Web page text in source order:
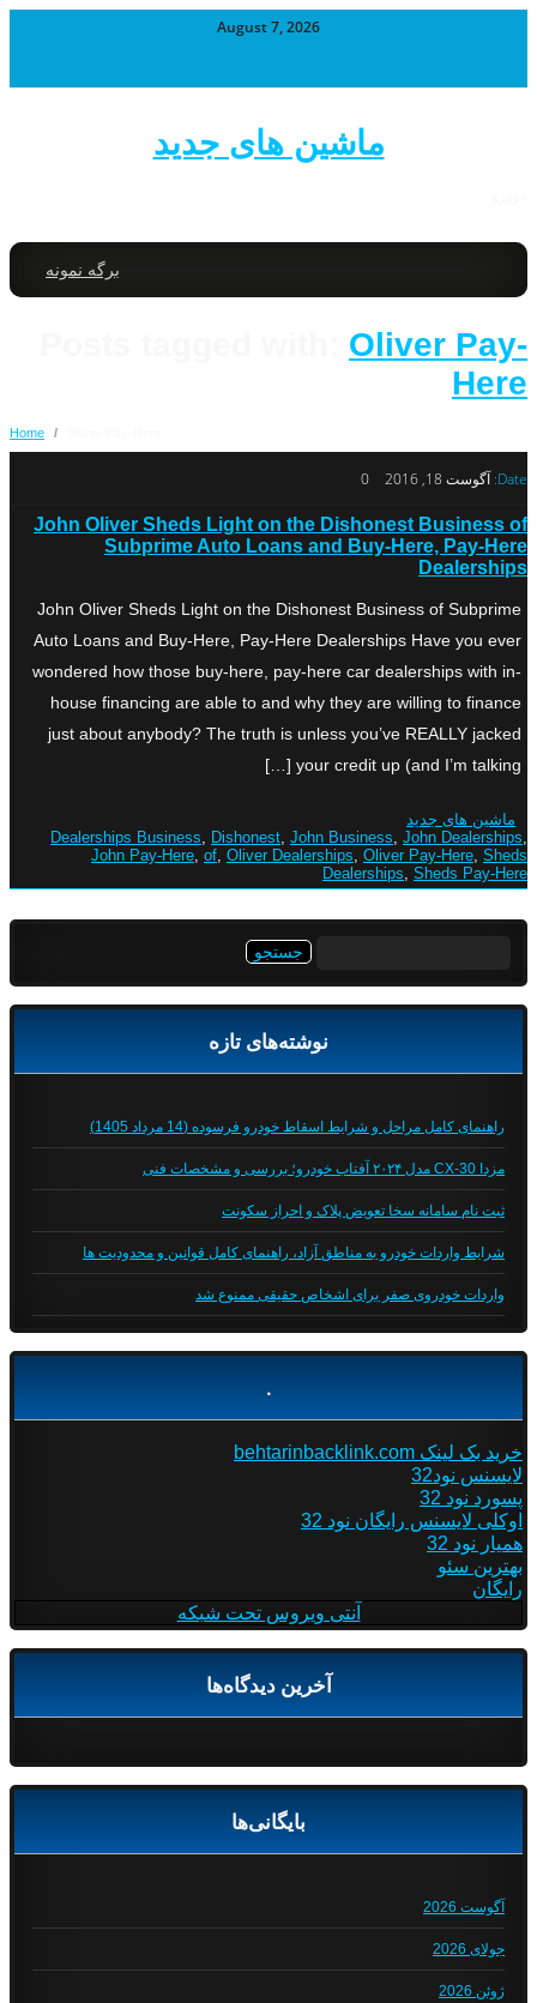
August 7, 2026
ماشین های جدید
برگه نمونه
Oliver Pay-
Here
Home /
Date: آگوست 18, 2016 0
John Oliver Sheds Light on the Dishonest Business of
Subprime Auto Loans and Buy-Here, Pay-Here
Dealerships
John Oliver Sheds Light on the Dishonest Business of Subprime
Auto Loans and Buy-Here, Pay-Here Dealerships Have you ever
wondered how those buy-here, pay-here car dealerships with in-
house financing are able to and why they are willing to finance
just about anybody? The truth is unless you’ve REALLY jacked
your credit up (and I’m talking […]
ماشین های جدید
Dealerships Business, Dishonest, John Business, John Dealerships,
John Pay-Here, of, Oliver Dealerships, Oliver Pay-Here, Sheds
Dealerships, Sheds Pay-Here
نوشته‌های تازه
راهنمای کامل مراحل و شرایط اسقاط خودرو فرسوده (14 مرداد 1405)
مزدا CX-30 مدل ۲۰۲۴ آفتاب خودرو؛ بررسی و مشخصات فنی
ثبت نام سامانه سخا تعویض پلاک و احراز سکونت
شرایط واردات خودرو به مناطق آزاد، راهنمای کامل قوانین و محدودیت ها
واردات خودروی صفر برای اشخاص حقیقی ممنوع شد
.
خرید بک لینک behtarinbacklink.com
لایسنس نود32
پسورد نود 32
اوکلی لایسنس رایگان نود 32
همیار نود 32
بهترین سئو
رایگان
آنتی ویروس تحت شبکه
آخرین دیدگاه‌ها
بایگانی‌ها
آگوست 2026
جولای 2026
ژوئن 2026